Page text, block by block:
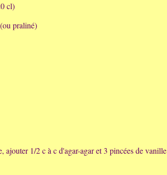
cl)
praliné)
ajouter 1/2 c à c d'agar-agar et 3 pincées de vanille